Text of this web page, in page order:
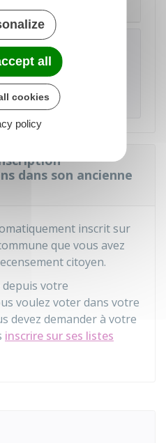
élection en
respecter une date
dans son ancienne
inscrit sur
que vous avez
citoyen.
depuis votre
voulez voter dans votre
devez demander à votre
inscrire sur ses listes
all
cookies
policy